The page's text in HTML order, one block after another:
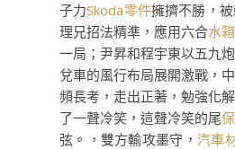
子力Skoda零件擁擠不勝，
理兄招法精準，應用六合水
一局；尹昇和程宇東以五九
兌車的風行布局展開激戰，
頻長考，走出正著，勉強化
了一聲冷笑，這聲冷笑的尾
弦。，雙方輸攻墨守， 汽車